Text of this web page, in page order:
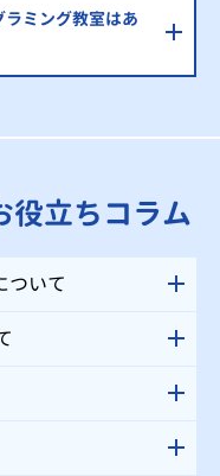
ミング教室はあ
役立ちコラム
ついて